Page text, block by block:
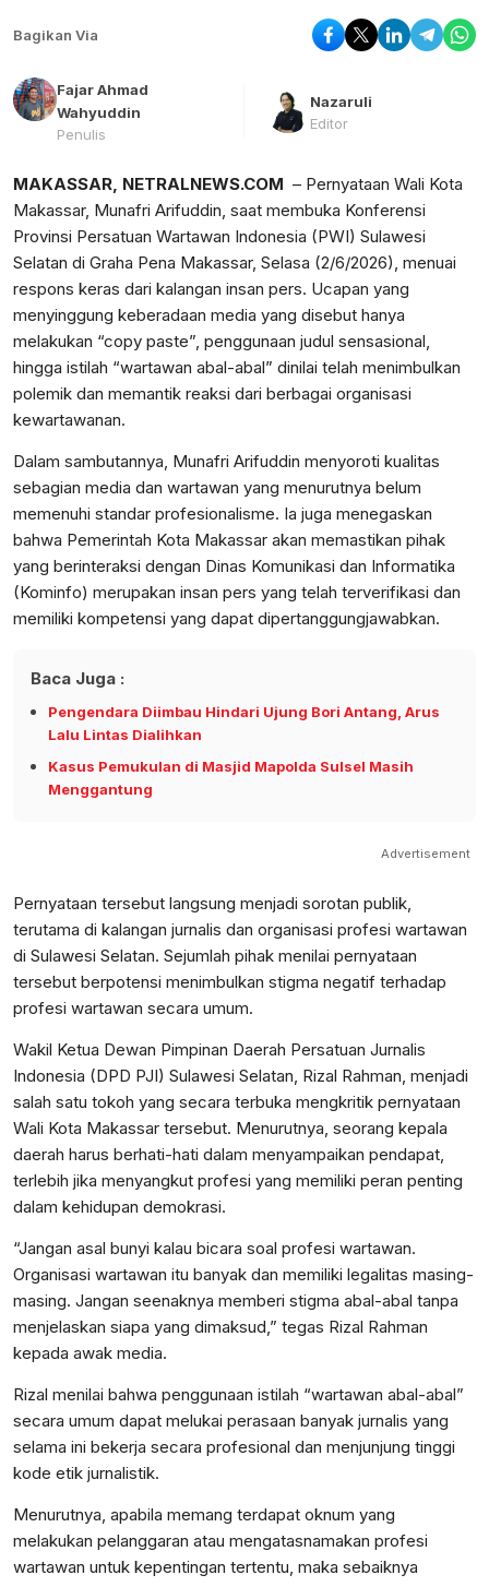
Bagikan Via
Fajar Ahmad
Wahyuddin
Penulis
Nazaruli
Editor
MAKASSAR, NETRALNEWS.COM – Pernyataan Wali Kota
Makassar, Munafri Arifuddin, saat membuka Konferensi
Provinsi Persatuan Wartawan Indonesia (PWI) Sulawesi
Selatan di Graha Pena Makassar, Selasa (2/6/2026), menuai
respons keras dari kalangan insan pers. Ucapan yang
menyinggung keberadaan media yang disebut hanya
melakukan “copy paste”, penggunaan judul sensasional,
hingga istilah “wartawan abal-abal” dinilai telah menimbulkan
polemik dan memantik reaksi dari berbagai organisasi
kewartawanan.
Dalam sambutannya, Munafri Arifuddin menyoroti kualitas
sebagian media dan wartawan yang menurutnya belum
memenuhi standar profesionalisme. Ia juga menegaskan
bahwa Pemerintah Kota Makassar akan memastikan pihak
yang berinteraksi dengan Dinas Komunikasi dan Informatika
(Kominfo) merupakan insan pers yang telah terverifikasi dan
memiliki kompetensi yang dapat dipertanggungjawabkan.
Baca Juga :
Pengendara Diimbau Hindari Ujung Bori Antang, Arus
Lalu Lintas Dialihkan
Kasus Pemukulan di Masjid Mapolda Sulsel Masih
Menggantung
Advertisement
Pernyataan tersebut langsung menjadi sorotan publik,
terutama di kalangan jurnalis dan organisasi profesi wartawan
di Sulawesi Selatan. Sejumlah pihak menilai pernyataan
tersebut berpotensi menimbulkan stigma negatif terhadap
profesi wartawan secara umum.
Wakil Ketua Dewan Pimpinan Daerah Persatuan Jurnalis
Indonesia (DPD PJI) Sulawesi Selatan, Rizal Rahman, menjadi
salah satu tokoh yang secara terbuka mengkritik pernyataan
Wali Kota Makassar tersebut. Menurutnya, seorang kepala
daerah harus berhati-hati dalam menyampaikan pendapat,
terlebih jika menyangkut profesi yang memiliki peran penting
dalam kehidupan demokrasi.
“Jangan asal bunyi kalau bicara soal profesi wartawan.
Organisasi wartawan itu banyak dan memiliki legalitas masing-
masing. Jangan seenaknya memberi stigma abal-abal tanpa
menjelaskan siapa yang dimaksud,” tegas Rizal Rahman
kepada awak media.
Rizal menilai bahwa penggunaan istilah “wartawan abal-abal”
secara umum dapat melukai perasaan banyak jurnalis yang
selama ini bekerja secara profesional dan menjunjung tinggi
kode etik jurnalistik.
Menurutnya, apabila memang terdapat oknum yang
melakukan pelanggaran atau mengatasnamakan profesi
wartawan untuk kepentingan tertentu, maka sebaiknya